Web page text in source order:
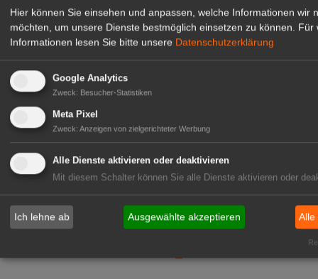
Gärtnerei Hanns
Mitarbeiter (m/w/d) für unsere
Logistikhalle
Herongen
Hier können Sie einsehen und anpassen, welche Informationen wir
möchten, um unsere Dienste bestmöglich einsetzen zu können.
Für
Informationen lesen Sie bitte unsere Datenschutzerklärung
Google Analytics
Zweck: Besucher-Statistiken
Meta Pixel
Zweck: Anzeigen von zielgerichteter Werbung
Alle Dienste aktivieren oder deaktivieren
Mit diesem Schalter können Sie alle Dienste aktivieren oder
Ich lehne ab Ausgewählte akzeptieren Alle